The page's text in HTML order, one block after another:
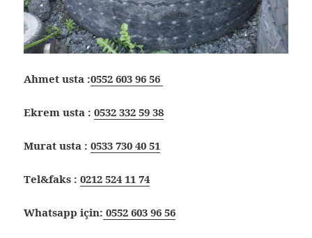
Ahmet usta :0552 603 96 56
Ekrem usta :0532 332 59 38
Murat usta :0533 730 40 51
Tel&faks :0212 524 11 74
Whatsapp için: 0552 603 96 56